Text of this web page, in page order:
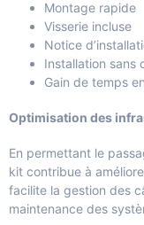
Montage rapide
Visserie incluse
Notice
Installation sans
Gain de temps
Optimisation des
En permettant le
kit contribue à
facilite la gestion des
maintenance des